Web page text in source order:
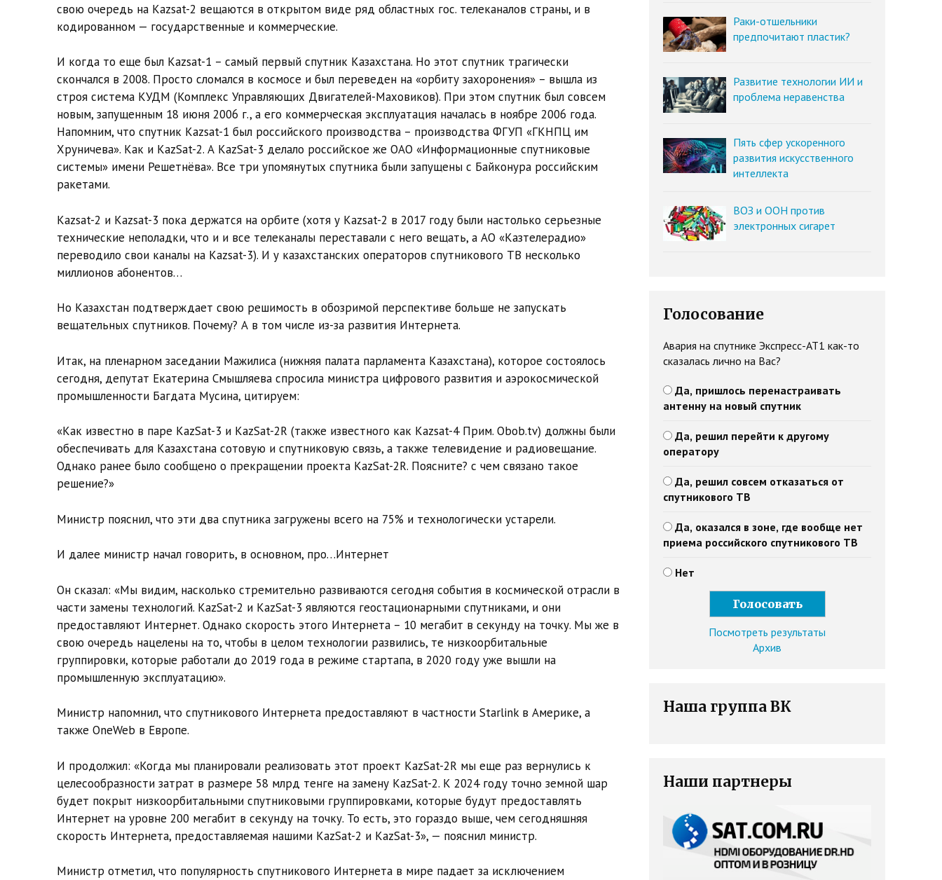
свою очередь на Kazsat-2 вещаются в открытом виде ряд областных гос. телеканалов страны, и в
кодированном — государственные и коммерческие.
И когда то еще был Kazsat-1 – самый первый спутник Казахстана. Но этот спутник трагически
скончался в 2008. Просто сломался в космосе и был переведен на «орбиту захоронения» – вышла из
строя система КУДМ (Комплекс Управляющих Двигателей-Маховиков). При этом спутник был совсем
новым, запущенным 18 июня 2006 г., а его коммерческая эксплуатация началась в ноябре 2006 года.
Напомним, что спутник Kazsat-1 был российского производства – производства ФГУП «ГКНПЦ им
Хруничева». Как и KazSat-2. А KazSat-3 делало российское же ОАО «Информационные спутниковые
системы» имени Решетнёва». Все три упомянутых спутника были запущены с Байконура российским
ракетами.
Kazsat-2 и Kazsat-3 пока держатся на орбите (хотя у Kazsat-2 в 2017 году были настолько серьезные
технические неполадки, что и и все телеканалы переставали с него вещать, а АО «Казтелерадио»
переводило свои каналы на Kazsat-3). И у казахстанских операторов спутникового ТВ несколько
миллионов абонентов…
Но Казахстан подтверждает свою решимость в обозримой перспективе больше не запускать
вещательных спутников. Почему? А в том числе из-за развития Интернета.
Итак, на пленарном заседании Мажилиса (нижняя палата парламента Казахстана), которое состоялось
сегодня, депутат Екатерина Смышляева спросила министра цифрового развития и аэрокосмической
промышленности Багдата Мусина, цитируем:
«Как известно в паре KazSat-3 и KazSat-2R (также известного как Kazsat-4 Прим. Obob.tv) должны были
обеспечивать для Казахстана сотовую и спутниковую связь, а также телевидение и радиовещание.
Однако ранее было сообщено о прекращении проекта KazSat-2R. Поясните? с чем связано такое
решение?»
Министр пояснил, что эти два спутника загружены всего на 75% и технологически устарели.
И далее министр начал говорить, в основном, про…Интернет
Он сказал: «Мы видим, насколько стремительно развиваются сегодня события в космической отрасли в
части замены технологий. KazSat-2 и KazSat-3 являются геостационарными спутниками, и они
предоставляют Интернет. Однако скорость этого Интернета – 10 мегабит в секунду на точку. Мы же в
свою очередь нацелены на то, чтобы в целом технологии развились, те низкоорбитальные
группировки, которые работали до 2019 года в режиме стартапа, в 2020 году уже вышли на
промышленную эксплуатацию».
Министр напомнил, что спутникового Интернета предоставляют в частности Starlink в Америке, а
также OneWeb в Европе.
И продолжил: «Когда мы планировали реализовать этот проект KazSat-2R мы еще раз вернулись к
целесообразности затрат в размере 58 млрд тенге на замену KazSat-2. К 2024 году точно земной шар
будет покрыт низкоорбитальными спутниковыми группировками, которые будут предоставлять
Интернет на уровне 200 мегабит в секунду на точку. То есть, это гораздо выше, чем сегодняшняя
скорость Интернета, предоставляемая нашими KazSat-2 и KazSat-3», — пояснил министр.
Министр отметил, что популярность спутникового Интернета в мире падает за исключением
Раки-отшельники
предпочитают пластик?
Развитие технологии ИИ и
проблема неравенства
Пять сфер ускоренного
развития искусственного
интеллекта
ВОЗ и ООН против
электронных сигарет
Голосование
Авария на спутнике Экспресс-АТ1 как-то
сказалась лично на Вас?
Да, пришлось перенастраивать
антенну на новый спутник
Да, решил перейти к другому
оператору
Да, решил совсем отказаться от
спутникового ТВ
Да, оказался в зоне, где вообще нет
приема российского спутникового ТВ
Нет
Посмотреть результаты
Архив
Наша группа ВК
Наши партнеры